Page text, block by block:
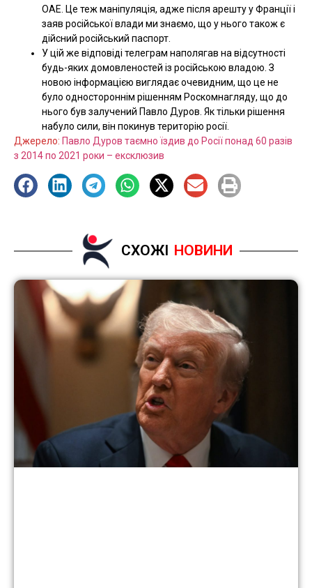
ОАЕ. Це теж маніпуляція, адже після арешту у Франції і
заяв російської влади ми знаємо, що у нього також є
дійсний російський паспорт.
У цій же відповіді телеграм наполягав на відсутності
будь-яких домовленостей із російською владою. З
новою інформацією виглядає очевидним, що це не
було одностороннім рішенням Роскомнагляду, що до
нього був залучений Павло Дуров. Як тільки рішення
набуло сили, він покинув територію росії.
Джерело: Павло Дуров таємно їздив до Росії понад 60 разів
з 2014 по 2021 роки – ексклюзив
СХОЖІ НОВИНИ